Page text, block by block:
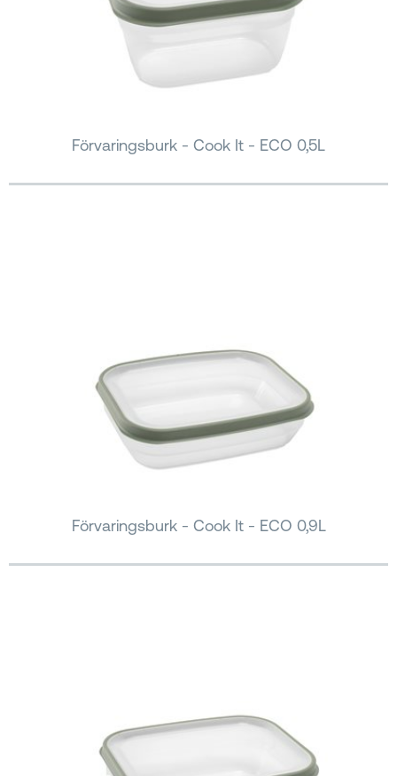
Förvaringsburk - Cook It - ECO 0,5L
Förvaringsburk - Cook It - ECO 0,9L